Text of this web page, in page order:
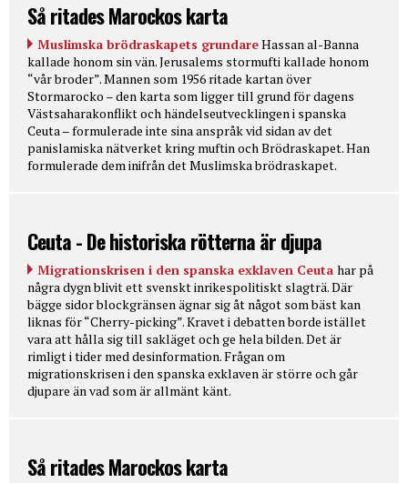
Så ritades Marockos karta
Muslimska brödraskapets grundareHassan al-Banna
kallade honom sin vän. Jerusalems stormufti kallade honom
“vår broder”. Mannen som 1956 ritade kartan över
Stormarocko – den karta som ligger till grund för dagens
Västsaharakonflikt och händelseutvecklingen i spanska
Ceuta – formulerade inte sina anspråk vid sidan av det
panislamiska nätverket kring muftin och Brödraskapet. Han
formulerade dem inifrån det Muslimska brödraskapet.
Ceuta - De historiska rötterna är djupa
Migrationskrisen i den spanska exklaven Ceuta har på
några dygn blivit ett svenskt inrikespolitiskt slagträ. Där
bägge sidor blockgränsen ägnar sig åt något som bäst kan
liknas för “Cherry-picking”. Kravet i debatten borde istället
vara att hålla sig till sakläget och ge hela bilden. Det är
rimligt i tider med desinformation. Frågan om
migrationskrisen i den spanska exklaven är större och går
djupare än vad som är allmänt känt.
Så ritades Marockos karta